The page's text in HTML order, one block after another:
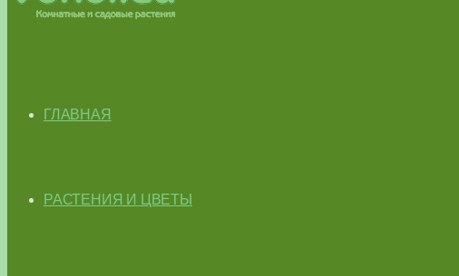
ГЛАВНАЯ
РАСТЕНИЯ И ЦВЕТЫ